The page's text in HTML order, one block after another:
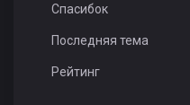
Спасибок
Последняя тема
Рейтинг